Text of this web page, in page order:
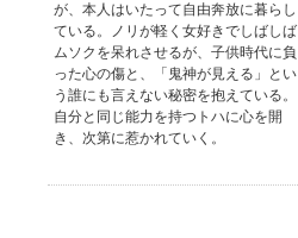
が、本人はいたって自由奔放に暮らし
ている。ノリが軽く女好きでしばしば
ムソクを呆れさせるが、子供時代に負
った心の傷と、「鬼神が見える」とい
う誰にも言えない秘密を抱えている。
自分と同じ能力を持つトハに心を開
き、次第に惹かれていく。